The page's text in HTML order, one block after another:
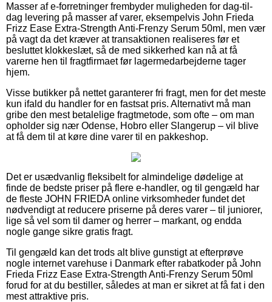
Masser af e-forretninger frembyder muligheden for dag-til-
dag levering på masser af varer, eksempelvis John Frieda
Frizz Ease Extra-Strength Anti-Frenzy Serum 50ml, men vær
på vagt da det kræver at transaktionen realiseres før et
besluttet klokkeslæt, så de med sikkerhed kan nå at få
varerne hen til fragtfirmaet før lagermedarbejderne tager
hjem.
Visse butikker på nettet garanterer fri fragt, men for det meste
kun ifald du handler for en fastsat pris. Alternativt må man
gribe den mest betalelige fragtmetode, som ofte – om man
opholder sig nær Odense, Hobro eller Slangerup – vil blive
at få dem til at køre dine varer til en pakkeshop.
Det er usædvanlig fleksibelt for almindelige dødelige at
finde de bedste priser på flere e-handler, og til gengæld har
de fleste JOHN FRIEDA online virksomheder fundet det
nødvendigt at reducere priserne på deres varer – til juniorer,
lige så vel som til damer og herrer – markant, og endda
nogle gange sikre gratis fragt.
Til gengæld kan det trods alt blive gunstigt at efterprøve
nogle internet varehuse i Danmark efter rabatkoder på John
Frieda Frizz Ease Extra-Strength Anti-Frenzy Serum 50ml
forud for at du bestiller, således at man er sikret at få fat i den
mest attraktive pris.